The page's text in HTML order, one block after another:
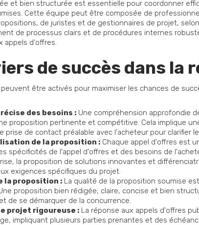
et bien structurée est essentielle pour coordonner
Cette équipe peut être composée de
de juristes et de gestionnaires de projet,
de processus clairs et de procédures internes
appels d'offres.
de succès dans la
être activés pour maximiser les chances de
des besoins : Une compréhension approfondie
proposition pertinente et compétitive. Cela implique
prise de contact préalable avec l'acheteur pour clarifier
de la proposition : Chaque appel d'offres est
spécificités de l'appel d'offres et des besoins de
la proposition de solutions innovantes et
exigences spécifiques du projet.
la proposition : La qualité de la proposition soumise
proposition bien rédigée, claire, concise et bien
de se démarquer de la concurrence.
projet rigoureuse : La réponse aux appels d'offres
impliquant plusieurs parties prenantes et des